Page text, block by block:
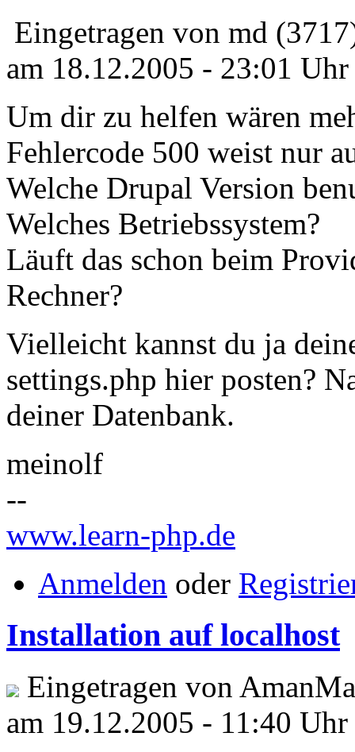
Eingetragen von md
am 18.12.2005 - 23:01 Uhr
Um dir zu helfen wären
Fehlercode 500 weist nur
Welche Drupal Version
Welches Betriebssystem?
Läuft das schon beim
Rechner?
Vielleicht kannst du ja
settings.php hier posten?
deiner Datenbank.
meinolf
--
www.learn-php.de
Anmelden oder
Installation auf localhost
Eingetragen von
am 19.12.2005 - 11:40 Uhr